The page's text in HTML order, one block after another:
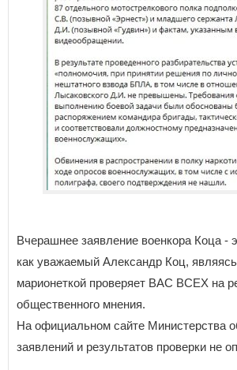
Вчерашнее заявление военкора Коца -
как уважаемый Александр Коц,
марионеткой проверяет ВАС ВСЕХ на
общественного мнения.
На официальном сайте Министерства
заявлений и результатов проверки не